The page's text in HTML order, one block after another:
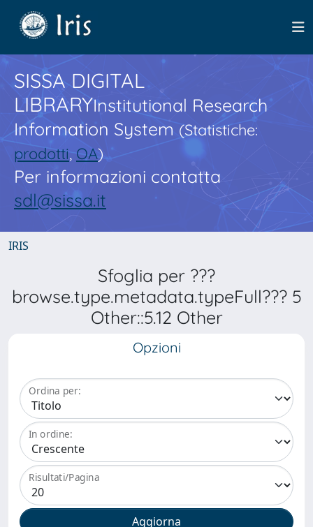
SISSA DIGITAL
LIBRARYInstitutional Research
Information System(Statistiche:
prodotti,OA)
Per informazioni contatta
sdl@sissa.it
IRIS
Sfoglia per ???
browse.type.metadata.typeFull??? 5
Other::5.12 Other
Opzioni
Ordina per:
In ordine:
Risultati/Pagina